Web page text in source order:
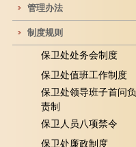
管理办法
制度规则
保卫处处务会制度
保卫处值班工作制度
保卫处领导班子首问负
责制
保卫人员八项禁令
保卫处廉政制度